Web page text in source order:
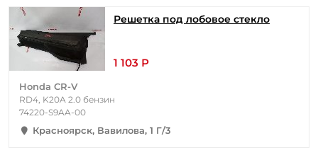
Решетка под лобовое стекло
1 103 Р
Honda CR-V
RD4, K20A 2.0 бензин
74220-S9AA-00
Красноярск, Вавилова, 1 Г/3